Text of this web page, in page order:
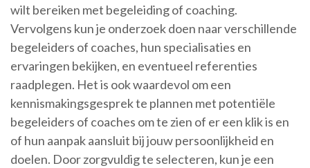
wilt bereiken met begeleiding of coaching.
Vervolgens kun je onderzoek doen naar verschillende
begeleiders of coaches, hun specialisaties en
ervaringen bekijken, en eventueel referenties
raadplegen. Het is ook waardevol om een
kennismakingsgesprek te plannen met potentiële
begeleiders of coaches om te zien of er een klik is en
of hun aanpak aansluit bij jouw persoonlijkheid en
doelen. Door zorgvuldig te selecteren, kun je een